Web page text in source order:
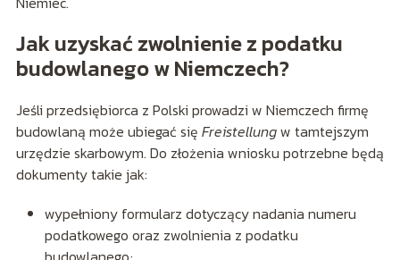
Jak uzyskać zwolnienie z podatku
budowlanego w Niemczech?
Jeśli przedsiębiorca z Polski prowadzi w Niemczech firmę
budowlaną może ubiegać się Freistellungw tamtejszym
urzędzie skarbowym. Do złożenia wniosku potrzebne będą
dokumenty takie jak:
wypełniony formularz dotyczący nadania numeru
podatkowego oraz zwolnienia z podatku